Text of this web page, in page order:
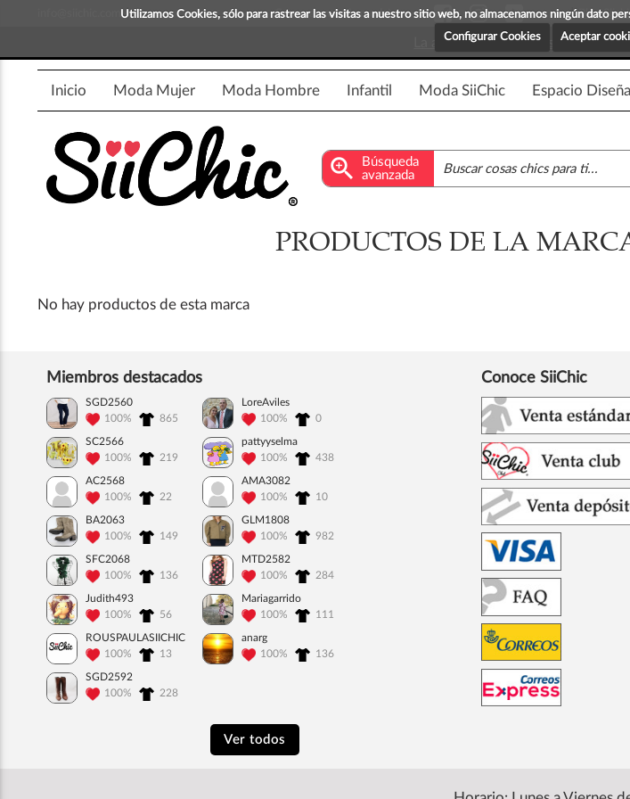
Utilizamos Cookies, sólo para rastrear las visitas a nuestro sitio web, no almacenamos ningún dato
Configurar Cookies
Aceptar
¡Compra y vende moda! Blog
La app para android esta en fase
Inicio Moda Mujer Moda Hombre Infantil Moda SiiChic Espacio
zoom_in
Búsqueda
avanzada
PRODUCTOS DE LA
No hay productos de esta marca
Miembros destacados
SGD2560
100%
865
LoreAviles
100%
0
SC2566
100%
219
pattyyselma
100%
438
AC2568
100%
22
AMA3082
100%
10
BA2063
100%
149
GLM1808
100%
982
SFC2068
100%
136
MTD2582
100%
284
Judith493
100%
56
Mariagarrido
100%
111
ROUSPAULASIICHIC
100%
13
anarg
100%
136
SGD2592
100%
228
Ver todos
Conoce SiiChic